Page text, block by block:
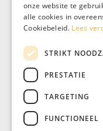
Algemene
Wilt u geld doneren?
meubels te kopen.
Doneer
onze website te
alle cookies in
Cookiebeleid. Lees
STRIKT
PRESTATIE
TARGETING
FUNCTIONEEL